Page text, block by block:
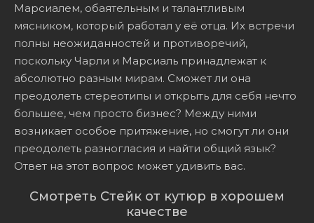
Марсиалем, обаятельным и талантливым
мясником, который работал у её отца. Их встречи
полны неожиданностей и противоречий,
поскольку Чарли и Марсиаль принадлежат к
абсолютно разным мирам. Сможет ли она
преодолеть стереотипы и открыть для себя нечто
большее, чем просто бизнес? Между ними
возникает особое притяжение, но смогут ли они
преодолеть разногласия и найти общий язык?
Ответ на этот вопрос может удивить вас.
Смотреть Стейк от кутюр в хорошем
качестве